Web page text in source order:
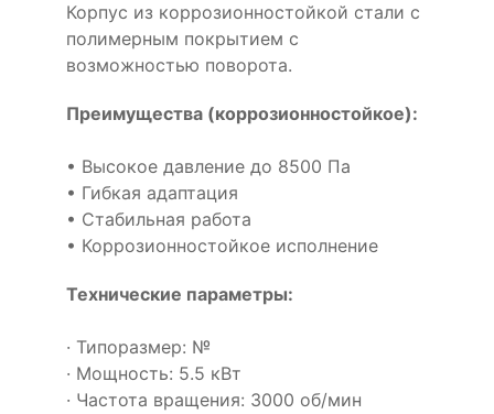
Корпус из коррозионностойкой стали с
полимерным покрытием с
возможностью поворота.
Преимущества (коррозионностойкое):
• Высокое давление до 8500 Па
• Гибкая адаптация
• Стабильная работа
• Коррозионностойкое исполнение
Технические параметры:
· Типоразмер: №
· Мощность: 5.5 кВт
· Частота вращения: 3000 об/мин